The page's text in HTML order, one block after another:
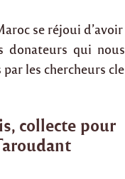
se réjoui
donateurs qui
les chercheurs
collecte pour